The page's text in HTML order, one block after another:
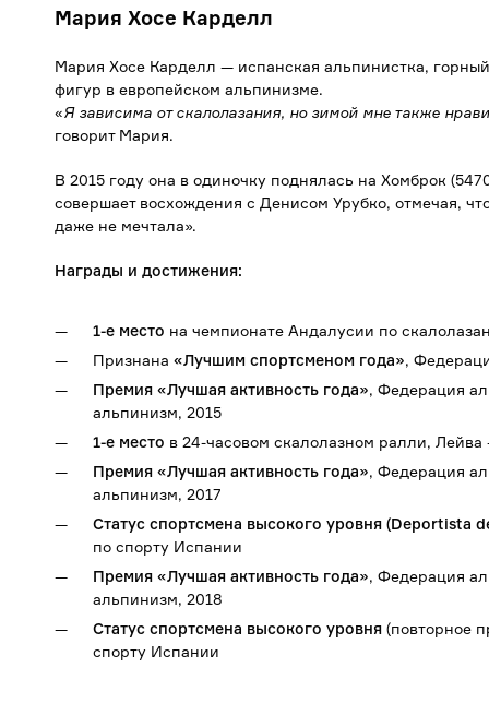
Мария Хосе Карделл
Мария Хосе Карделл — испанская альпинистка,
фигур в европейском альпинизме.
«Я зависима от скалолазания, но зимой мне также
говорит Мария.
В 2015 году она в одиночку поднялась на Хомброк
совершает восхождения с Денисом Урубко, отмечая,
даже не мечтала».
Награды и достижения:
1-е место на чемпионате Андалусии по
Признана «Лучшим спортсменом года»,
Премия «Лучшая активность года», Федерация
альпинизм, 2015
1-е место в 24-часовом скалолазном ралли, Лейва
Премия «Лучшая активность года», Федерация
альпинизм, 2017
Статус спортсмена высокого уровня (Deportista
по спорту Испании
Премия «Лучшая активность года», Федерация
альпинизм, 2018
Статус спортсмена высокого уровня (повторное
спорту Испании